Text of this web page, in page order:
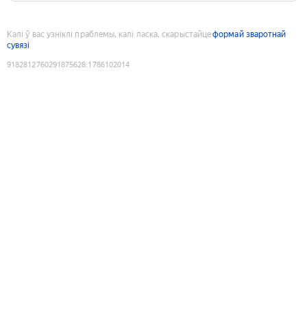
Калі ў вас узніклі праблемы, калі ласка, скарыстайцеформай зваротнай
сувязі
9182812760291875628:1786102014